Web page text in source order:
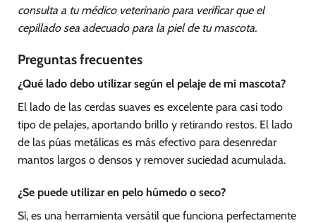
consulta a tu médico veterinario para verificar que el
cepillado sea adecuado para la piel de tu mascota.
Preguntas frecuentes
¿Qué lado debo utilizar según el pelaje de mi mascota?
El lado de las cerdas suaves es excelente para casi todo
tipo de pelajes, aportando brillo y retirando restos. El lado
de las púas metálicas es más efectivo para desenredar
mantos largos o densos y remover suciedad acumulada.
¿Se puede utilizar en pelo húmedo o seco?
Sí, es una herramienta versátil que funciona perfectamente